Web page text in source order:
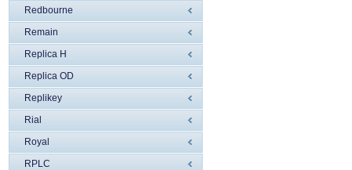
Redbourne
Remain
Replica H
Replica OD
Replikey
Rial
Royal
RPLC